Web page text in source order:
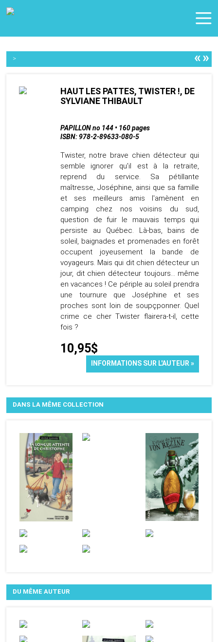
> «»
HAUT LES PATTES, TWISTER !, DE
SYLVIANE THIBAULT
PAPILLON no 144 • 160 pages
ISBN: 978-2-89633-080-5
Twister, notre brave chien détecteur qui
semble ignorer qu'il est à la retraite,
reprend du service. Sa pétillante
maîtresse, Joséphine, ainsi que sa famille
et ses meilleurs amis l'amènent en
camping chez nos voisins du sud,
question de fuir le mauvais temps qui
persiste au Québec. Là-bas, bains de
soleil, baignades et promenades en forêt
occupent joyeusement la bande de
voyageurs. Mais qui dit chien détecteur un
jour, dit chien détecteur toujours... même
en vacances ! Ce périple au soleil prendra
une tournure que Joséphine et ses
proches sont loin de soupçponner. Quel
crime ce cher Twister flairera-t-il, cette
fois ?
10,95$
INFORMATIONS SUR L'AUTEUR »
DANS LA MÊME COLLECTION
DU MÊME AUTEUR